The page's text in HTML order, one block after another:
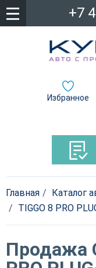
+7
Избранное
Главная Каталог
TIGGO 8 PRO
Продажа